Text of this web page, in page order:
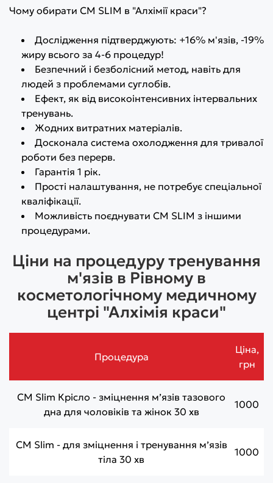
Чому обирати CM SLIM в "Алхімії краси"?
Дослідження підтверджують: +16% м'язів, -19%
жиру всього за 4-6 процедур!
Безпечний і безболісний метод, навіть для
людей з проблемами суглобів.
Ефект, як від високоінтенсивних інтервальних
тренувань.
Жодних витратних матеріалів.
Досконала система охолодження для тривалої
роботи без перерв.
Гарантія 1 рік.
Прості налаштування, не потребує спеціальної
кваліфікації.
Можливість поєднувати CM SLIM з іншими
процедурами.
Ціни на процедуру тренування
м'язів в Рівному в
косметологічному медичному
центрі "Алхімія краси"
Процедура
Ціна,
грн
CM Slim Крісло - зміцнення м’язів тазового
дна для чоловіків та жінок 30 хв
1000
CM Slim - для зміцнення і тренування м’язів
тіла 30 хв
1000